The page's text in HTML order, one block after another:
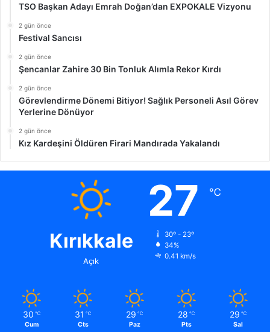
TSO Başkan Adayı Emrah Doğan’dan EXPOKALE Vizyonu
2 gün önce
Festival Sancısı
2 gün önce
Şencanlar Zahire 30 Bin Tonluk Alımla Rekor Kırdı
2 gün önce
Görevlendirme Dönemi Bitiyor! Sağlık Personeli Asıl Görev
Yerlerine Dönüyor
2 gün önce
Kız Kardeşini Öldüren Firari Mandırada Yakalandı
Kırıkkale
Açık
27 ℃
30º - 23º
34%
0.41 km/s
30 ℃
Cum
31 ℃
Cts
29 ℃
Paz
28 ℃
Pts
29 ℃
Sal